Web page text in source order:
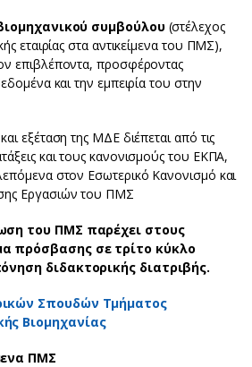
συμβούλου (στέλεχος
εταιρίας στα αντικείμενα του ΠΜΣ),
επιβλέποντα, προσφέροντας
και την εμπειρία του στην
εξέταση της ΜΔΕ διέπεται από τις
και τους κανονισμούς του ΕΚΠΑ,
στον Εσωτερικό Κανονισμό και
Εργασιών του ΠΜΣ
του ΠΜΣ παρέχει στους
πρόσβασης σε τρίτο κύκλο
διδακτορικής διατριβής.
Σπουδών Τμήματος
Βιομηχανίας
ΠΜΣ